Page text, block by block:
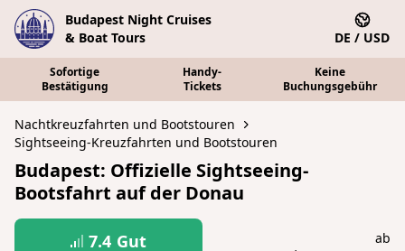
Budapest Night Cruises
& Boat Tours
DE / USD
Sofortige
Bestätigung
Handy-
Tickets
Keine
Buchungsgebühr
Nachtkreuzfahrten und Bootstouren
Sightseeing-Kreuzfahrten und Bootstouren
Budapest: Offizielle Sightseeing-
Bootsfahrt auf der Donau
7.4 Gut ab